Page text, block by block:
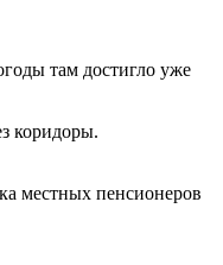
там достигло уже
коридоры.
местных пенсионеров